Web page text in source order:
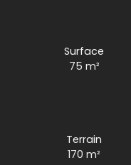
Surface
75 m²
Terrain
170m²